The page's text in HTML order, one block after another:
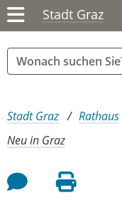
Stadt Graz
Sie sind hier:
Stadt Graz Rathaus
Neu in Graz
Feedback an Autor
Seite drucken